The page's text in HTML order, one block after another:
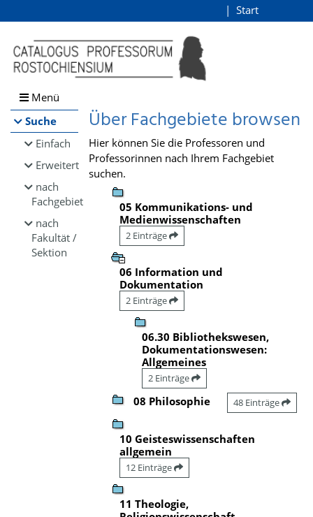
Browsen
direkt zum Inhalt
Start
Menü
Suche
Einfach
Erweitert
nach
Fachgebiet
nach
Fakultät /
Sektion
Über Fachgebiete browsen
Hier können Sie die Professoren und
Professorinnen nach Ihrem Fachgebiet
suchen.
05 Kommunikations- und
Medienwissenschaften
2 Einträge
06 Information und
Dokumentation
2 Einträge
06.30 Bibliothekswesen,
Dokumentationswesen:
Allgemeines
2 Einträge
08 Philosophie 48 Einträge
10 Geisteswissenschaften
allgemein
12 Einträge
11 Theologie,